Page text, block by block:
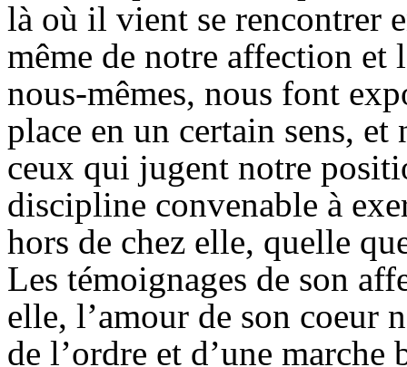
là où il vient se rencontrer
même de notre affection et
nous-mêmes, nous font
place en un certain sens,
ceux qui jugent notre
discipline convenable à
hors de chez elle, quelle
Les témoignages de son
elle, l’amour de son coeur
de l’ordre et d’une marche